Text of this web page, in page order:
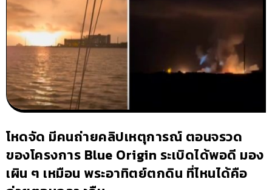
โหดจัด มีคนถ่ายคลิปเหตุการณ์ ตอนจรวด
ของโครงการ Blue Origin ระเบิดได้พอดี มอง
เผิน ๆ เหมือน พระอาทิตย์ตกดิน ที่ไหนได้คือ